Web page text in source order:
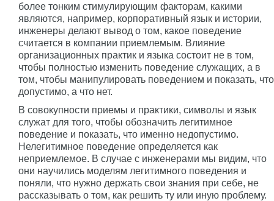
более тонким стимулирующим факторам, какими
являются, например, корпоративный язык и истории,
инженеры делают вывод о том, какое поведение
считается в компании приемлемым. Влияние
организационных практик и языка состоит не в том,
чтобы полностью изменить поведение служащих, а в
том, чтобы манипулировать поведением и показать, что
допустимо, а что нет.
В совокупности приемы и практики, символы и язык
служат для того, чтобы обозначить легитимное
поведение и показать, что именно недопустимо.
Нелегитимное поведение определяется как
неприемлемое. В случае с инженерами мы видим, что
они научились моделям легитимного поведения и
поняли, что нужно держать свои знания при себе, не
рассказывать о том, как решить ту или иную проблему.